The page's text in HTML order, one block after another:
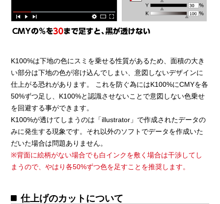
K100%は下地の色にスミを乗せる性質があるため、面積の大き
い部分は下地の色が溶け込んでしまい、意図しないデザインに
仕上がる恐れがあります。 これを防ぐ為にはK100%にCMYを各
50%ずつ足し、K100%と認識させないことで意図しない色乗せ
を回避する事ができます。
K100%が透けてしまうのは「illustrator」で作成されたデータの
みに発生する現象です。それ以外のソフトでデータを作成いた
だいた場合は問題ありません。
※背面に絵柄がない場合でも白インクを敷く場合は干渉してし
まうので、やはり各50%ずつ色を足すことを推奨します。
仕上げのカットについて